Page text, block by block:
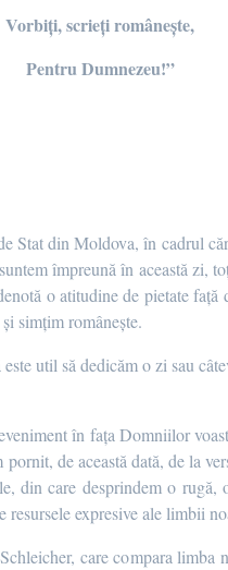
Vorbiți, scrieți românește,
Pentru Dumnezeu!”
Stat din Moldova, în cadrul
împreună în această zi,
o atitudine de pietate
simțim românește.
util să dedicăm o zi sau
în fața Domniilor
de această dată, de la
din care desprindem o
expresive ale limbii
care compara limba